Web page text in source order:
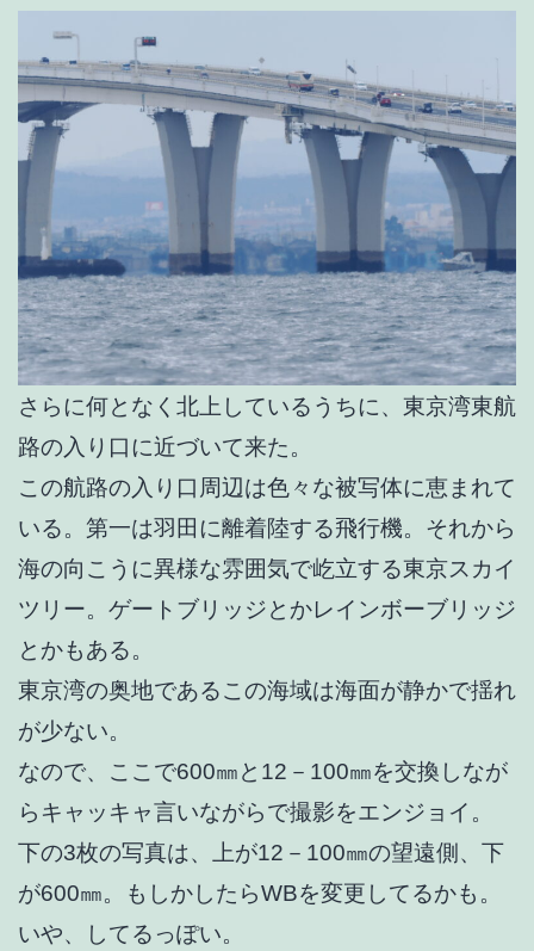
さらに何となく北上しているうちに、東京湾東航
路の入り口に近づいて来た。
この航路の入り口周辺は色々な被写体に恵まれて
いる。第一は羽田に離着陸する飛行機。それから
海の向こうに異様な雰囲気で屹立する東京スカイ
ツリー。ゲートブリッジとかレインボーブリッジ
とかもある。
東京湾の奥地であるこの海域は海面が静かで揺れ
が少ない。
なので、ここで600㎜と12－100㎜を交換しなが
らキャッキャ言いながらで撮影をエンジョイ。
下の3枚の写真は、上が12－100㎜の望遠側、下
が600㎜。もしかしたらWBを変更してるかも。
いや、してるっぽい。